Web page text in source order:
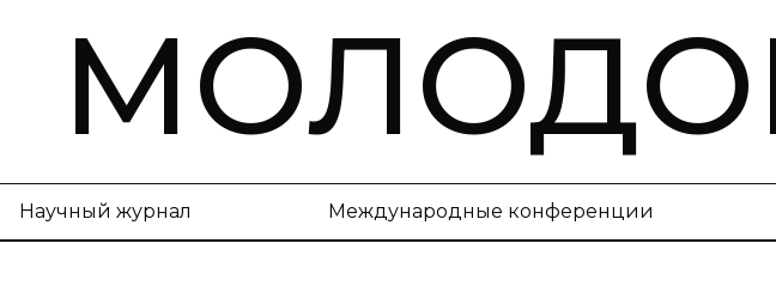
Научный журнал Международные конференции